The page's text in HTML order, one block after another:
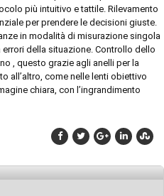
più intuitivo e tattile. Rilevamento
per prendere le decisioni giuste.
in modalità di misurazione singola
della situazione. Controllo dello
, questo grazie agli anelli per la
all’altro, come nelle lenti obiettivo
chiara, con l’ingrandimento